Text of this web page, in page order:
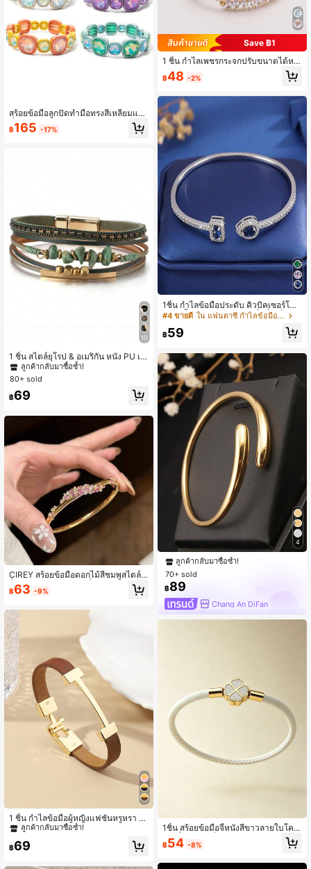
สร้อยข้อมือลูกปัดทำมือทรงสี่เหลี่ยมแฟ
ชั่น สไตล์หรูหราโดดเด่น ลำลองเรียบหรู
เหมาะสำหรับผู้หญิงใส่ไปเดทและใส่ปร
฿165 -17%
10
1 ชิ้น สไตล์ยุโรป & อเมริกัน หนัง PU เชื
อก ลูกปัดหิน ท่อทองแดง ดีไซน์ กำไลข้
อมือผู้หญิง ฤดูร้อน ชายหาด สำหรับเธอ
ลูกค้ากลับมาซื้อซ้ำ!
#3 ขายดี
ลูกค้ากลับมาซื้อซ้ำ!
#3 ขายดี
ลูกค้ากลับมาซื้อซ้ำ!
#3 ขายดี
80+ sold
฿69
CIREY สร้อยข้อมือดอกไม้สีชมพูสไตล์ฝ
รั่งเศส, สร้อยข้อมือแฟชั่นหรูหราวินเทจเ
ก๋ไก๋, เครื่องประดับหวานละเอียดอ่อน
฿63 -9%
1 ชิ้น กำไลข้อมือผู้หญิงแฟชั่นหรูหรา ตั
วอักษรสีทอง หนังเทียมส่วนบุคคล ของข
ลูกค้ากลับมาซื้อซ้ำ!
#7 ขายดี
ลูกค้ากลับมาซื้อซ้ำ!
#7 ขายดี
ลูกค้ากลับมาซื้อซ้ำ!
#7 ขายดี
ลูกค้ากลับมาซื้อซ้ำ!
฿69
Save ฿1
1 ชิ้น กำไลเพชรกระจกปรับขนาดได้หรู
หรา รูปตาสำหรับสวม
฿48 -2%
1ชิ้น กำไลข้อมือประดับ คิวบิคเซอร์โคเ
นีย สี น้ำเงิน/เงิน สไตล์แฟชั่นสี่เหลี่ยม เ
ง
#4 ขายดี ใน แฟนตาซี กำไลข้อมือผู้หญิง
฿59
4
#2 ขายดี ใน หยดน้ำ สร้อยข้อมือผู้หญิง
ลูกค้ากลับมาซื้อซ้ำ!
#2 ขายดี ใน หยดน้ำ สร้อยข้อมือผู้หญิง
ลูกค้ากลับมาซื้อซ้ำ!
#2 ขายดี ใน หยดน้ำ สร้อยข้อมือผู้หญิง
ลูกค้ากลับมาซื้อซ้ำ!
#2 ขายดี
ลูกค้ากลับมาซื้อซ้ำ!
70+ sold
฿89
Chang An DiFan
1ชิ้น สร้อยข้อมือจี้หนังสีขาวลายใบโคลเ
วอร์สี่แฉก, ตัวล็อกสีทอง, สร้อยข้อมือนำ
โชคสไตล์มินิมอล, เหมาะสำหรับสวมใส่
฿54 -8%